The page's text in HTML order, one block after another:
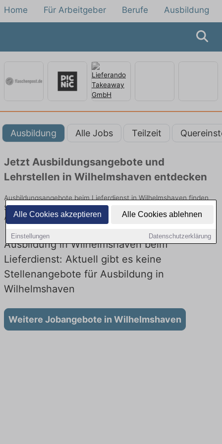
Alle Cookies akzeptieren Alle Cookies ablehnen
Einstellungen Datenschutzerklärung
Home Für Arbeitgeber Berufe Ausbildung
Ausbildung Alle Jobs Teilzeit
Jetzt Ausbildungsangebote und
Lehrstellen in Wilhelmshaven entdecken
Ausbildungsangebote beim Lieferdienst in Wilhelmshaven finden
Sie von namhaften Firmen. Entdecken Sie freie Optionen von Top-
Arbeitgebern und bewerben Sie sich noch heute.
Ausbildung in Wilhelmshaven beim
Lieferdienst: Aktuell gibt es keine
Stellenangebote für Ausbildung in
Wilhelmshaven
Weitere Jobangebote in Wilhelmshaven